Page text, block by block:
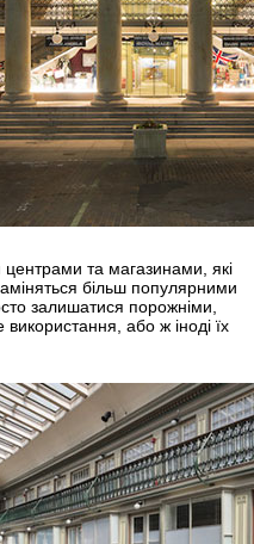
та магазинами, які
більш популярними
залишатися порожніми,
або ж іноді їх